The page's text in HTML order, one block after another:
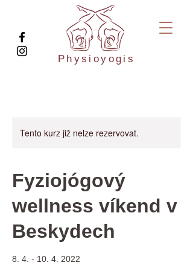
Physioyogis
Tento kurz již nelze rezervovat.
Fyziojógový
wellness víkend v
Beskydech
8. 4. - 10. 4. 2022